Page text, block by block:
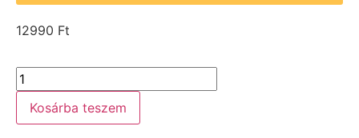
12990 Ft
Kosárba teszem